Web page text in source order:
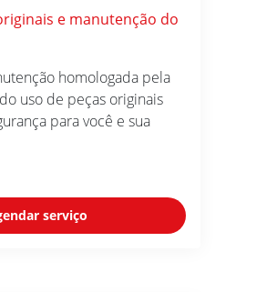
e manutenção do
homologada pela
uso de peças originais
para você e sua
serviço